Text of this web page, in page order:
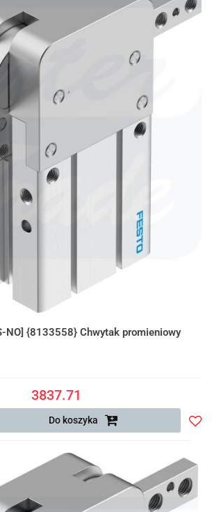
NO] {8133558} Chwytak promieniowy
3837.71
Do koszyka